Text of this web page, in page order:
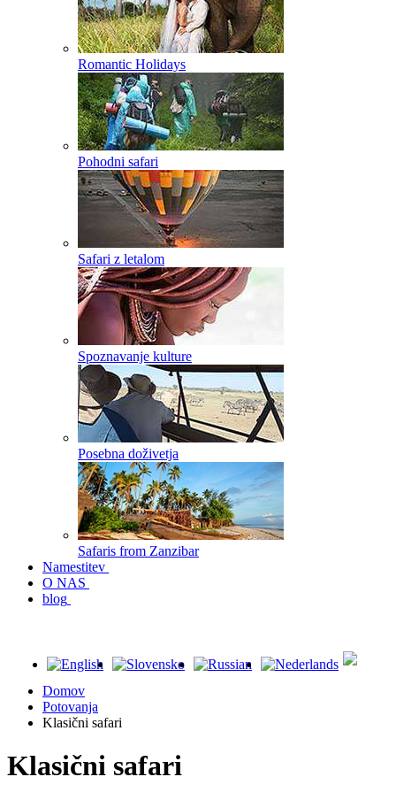
Romantic Holidays
Pohodni safari
Safari z letalom
Spoznavanje kulture
Posebna doživetja
Safaris from Zanzibar
Namestitev
O NAS
blog
Domov
Potovanja
Klasični safari
Klasični safari